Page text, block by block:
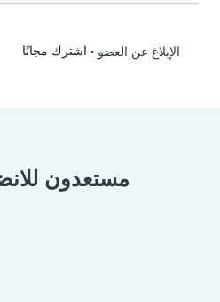
الإبلاغ عن العضو • اشترك مجانًا
مستعدون